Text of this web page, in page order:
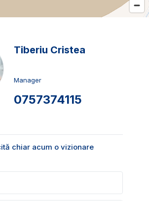
Tiberiu Cristea
Manager
0757374115
chiar acum o vizionare